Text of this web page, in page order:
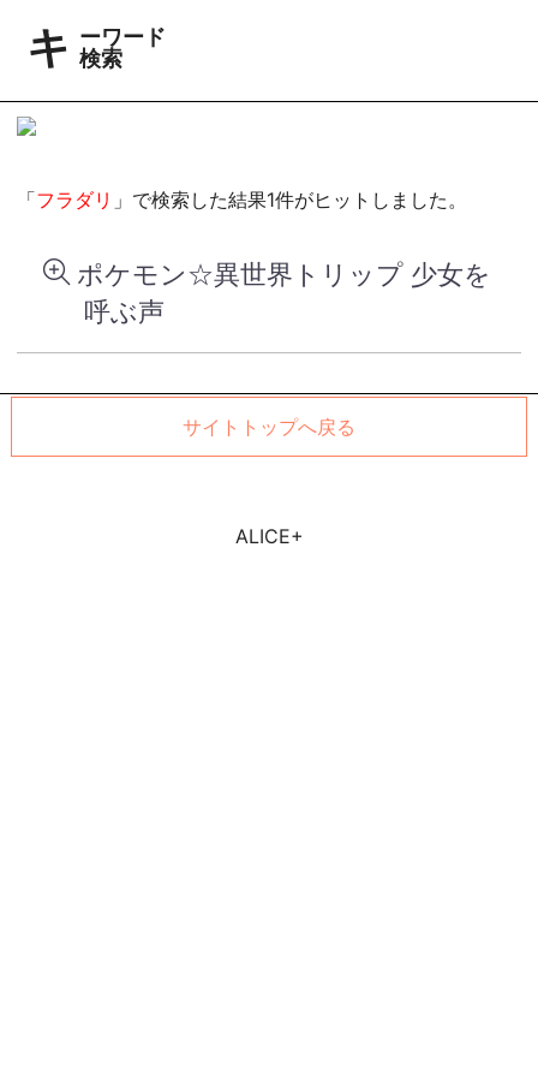
キーワード
検索
「フラダリ 」で検索した結果1件がヒットしました。
ポケモン☆異世界トリップ 少女を
呼ぶ声
サイトトップへ戻る
ALICE+